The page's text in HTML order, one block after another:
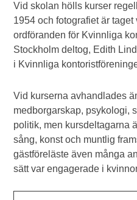
Vid skolan hölls kurser
1954 och fotografiet är
ordföranden för Kvinnliga
Stockholm deltog, Edith
i Kvinnliga
Vid kurserna avhandlades
medborgarskap, psykologi,
politik, men kursdeltagarna
sång, konst och muntlig
gästföreläste även många
sätt var engagerade i